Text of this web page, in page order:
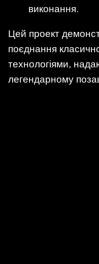
виконання.
Цей проект
поєднання
технологіями,
легендарному